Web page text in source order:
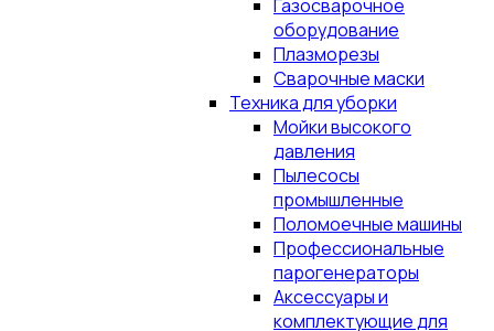
Газосварочное
оборудование
Плазморезы
Сварочные маски
Техника для уборки
Мойки высокого
давления
Пылесосы
промышленные
Поломоечные машины
Профессиональные
парогенераторы
Аксессуары и
комплектующие для